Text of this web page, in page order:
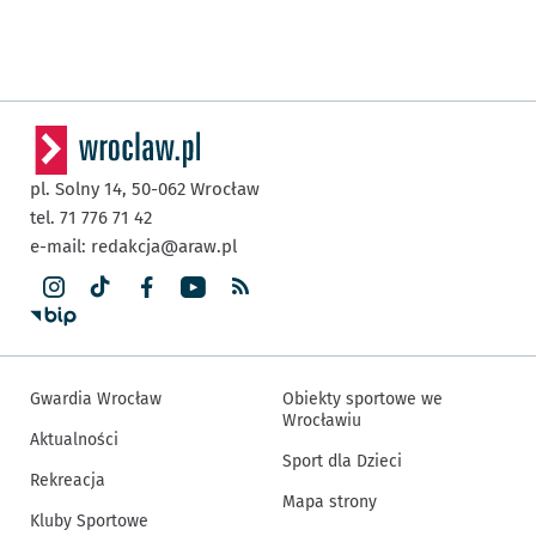
pl. Solny 14, 50-062 Wrocław
tel. 71 776 71 42
e-mail: redakcja@araw.pl
Gwardia Wrocław
Aktualności
Rekreacja
Kluby Sportowe
Obiekty sportowe we
Wrocławiu
Sport dla Dzieci
Mapa strony